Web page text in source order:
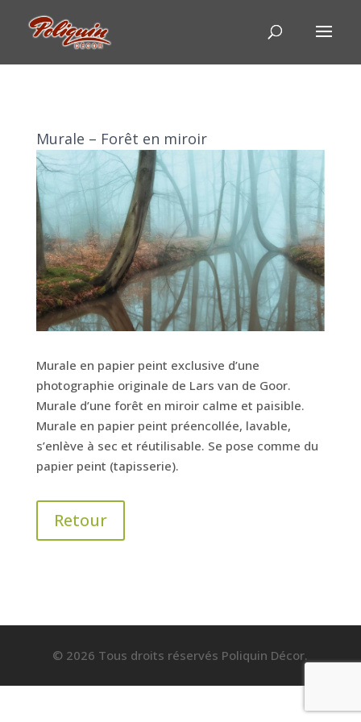
Murale – Forêt en miroir
Murale en papier peint exclusive d’une
photographie originale de Lars van de Goor.
Murale d’une forêt en miroir calme et paisible.
Murale en papier peint préencollée, lavable,
s’enlève à sec et réutilisable. Se pose comme du
papier peint (tapisserie).
Retour
© 2026 Tous droits réservés Poliquin Décor.